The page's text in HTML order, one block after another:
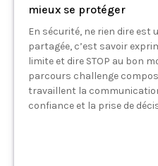
mieux se protéger
En sécurité, ne rien dire est
partagée, c’est savoir
limite et dire STOP au bon
parcours challenge
travaillent la
confiance et la prise de